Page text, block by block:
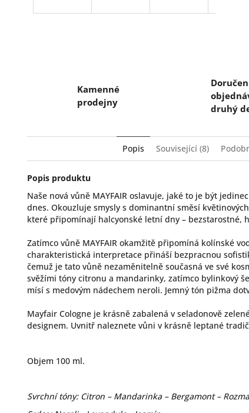
Kamenné
prodejny
druhý
Popis Související (8)
Popis produktu
Naše nová vůně MAYFAIR oslavuje, jaké to je být
dnes. Okouzluje smysly s dominantní směsí
které připomínají halcyonské letní dny – bezstarostné,
Zatímco vůně MAYFAIR okamžitě připomíná kolínské
charakteristická interpretace přináší bezpracnou
čemuž je tato vůně nezaměnitelně současná ve své
svěžími tóny citronu a mandarinky, zatímco bylinkový
mísí s medovým nádechem neroli. Jemný tón pižma
Mayfair Cologne je krásně zabalená v seladonově
designem. Uvnitř naleznete vůni v krásně leptané
Objem 100 ml.
Svrchní tóny: Citron – Mandarinka – Bergamont –